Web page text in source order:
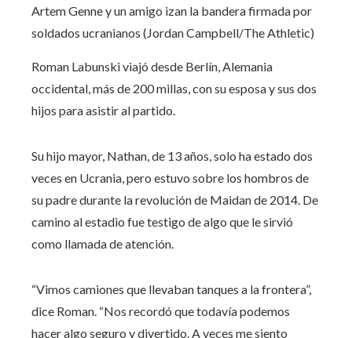
Artem Genne y un amigo izan la bandera firmada por
soldados ucranianos (Jordan Campbell/The Athletic)
Roman Labunski viajó desde Berlín, Alemania
occidental, más de 200 millas, con su esposa y sus dos
hijos para asistir al partido.
Su hijo mayor, Nathan, de 13 años, solo ha estado dos
veces en Ucrania, pero estuvo sobre los hombros de
su padre durante la revolución de Maidan de 2014. De
camino al estadio fue testigo de algo que le sirvió
como llamada de atención.
“Vimos camiones que llevaban tanques a la frontera”,
dice Roman. “Nos recordó que todavía podemos
hacer algo seguro y divertido. A veces me siento